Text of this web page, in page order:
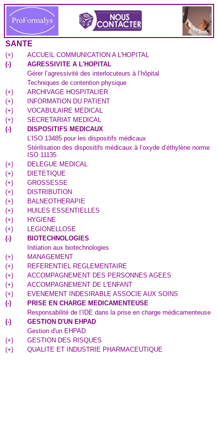
SANTE
(+)
ACCUEIL COMMUNICATION A L'HOPITAL
(-)
AGRESSIVITE A L'HOPITAL
Gérer l’agressivité des interlocuteurs à l’hôpital
Techniques de contention physique
(+)
ARCHIVAGE HOSPITALIER
(+)
INFORMATION DU PATIENT
(+)
VOCABULAIRE MEDICAL
(+)
SECRETARIAT MEDICAL
(-)
DISPOSITIFS MEDICAUX
L’ISO 13485 pour les dispositifs médicaux
Stérilisation des dispositifs médicaux à l’oxyde d’éthylène norme
ISO 11135
(+)
DELEGUE MEDICAL
(+)
DIETETIQUE
(+)
GROSSESSE
(+)
DISTRIBUTION
(+)
BALNEOTHERAPIE
(+)
HUILES ESSENTIELLES
(+)
HYGIENE
(+)
LEGIONELLOSE
(-)
BIOTECHNOLOGIES
Initiation aux biotechnologies
(+)
MANAGEMENT
(+)
REFERENTIEL REGLEMENTAIRE
(+)
ACCOMPAGNEMENT DES PERSONNES AGEES
(+)
ACCOMPAGNEMENT DE L'ENFANT
(+)
EVENEMENT INDESIRABLE ASSOCIE AUX SOINS
(-)
PRISE EN CHARGE MEDICAMENTEUSE
Responsabilité de l’IDE dans la prise en charge médicamenteuse
(-)
GESTION D'UN EHPAD
Gestion d'un EHPAD
(+)
GESTION DES RISQUES
(+) QUALITE ET INDUSTRIE PHARMACEUTIQUE